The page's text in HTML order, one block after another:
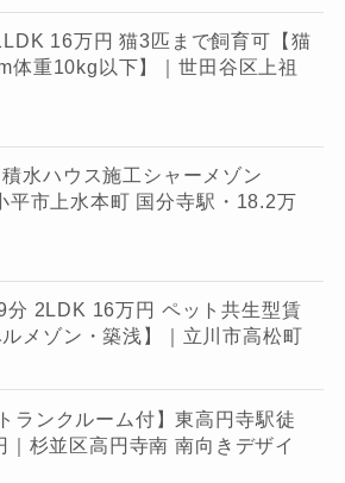
16万円 猫3匹まで飼育可【猫
体重10kg以下】｜世田谷区上祖
積水ハウス施工シャーメゾン
平市上水本町 国分寺駅・18.2万
分 2LDK 16万円 ペット共生型賃
メゾン・築浅】｜立川市高松町
ランクルーム付】東高円寺駅徒
杉並区高円寺南 南向きデザイ